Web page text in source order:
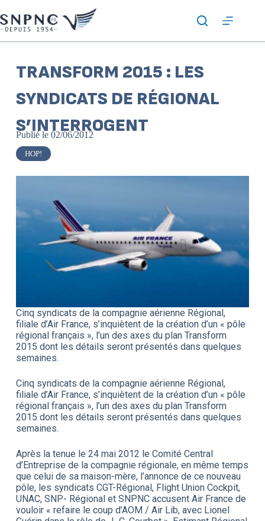
TRANSFORM 2015 : LES
SYNDICATS DE RÉGIONAL
S’INTERROGENT
Publié le 02/06/2012
HOP!
Cinq syndicats de la compagnie aérienne Régional,
filiale d’Air France, s’inquiètent de la création d’un « pôle
régional français », l’un des axes du plan Transform
2015 dont les détails seront présentés dans quelques
semaines.
Cinq syndicats de la compagnie aérienne Régional,
filiale d’Air France, s’inquiètent de la création d’un « pôle
régional français », l’un des axes du plan Transform
2015 dont les détails seront présentés dans quelques
semaines.
Après la tenue le 24 mai 2012 le Comité Central
d’Entreprise de la compagnie régionale, en même temps
que celui de sa maison-mère, l’annonce de ce nouveau
pôle, les syndicats CGT-Régional, Flight Union Cockpit,
UNAC, SNP- Régional et SNPNC accusent Air France de
vouloir « refaire le coup d’AOM / Air Lib, avec Lionel